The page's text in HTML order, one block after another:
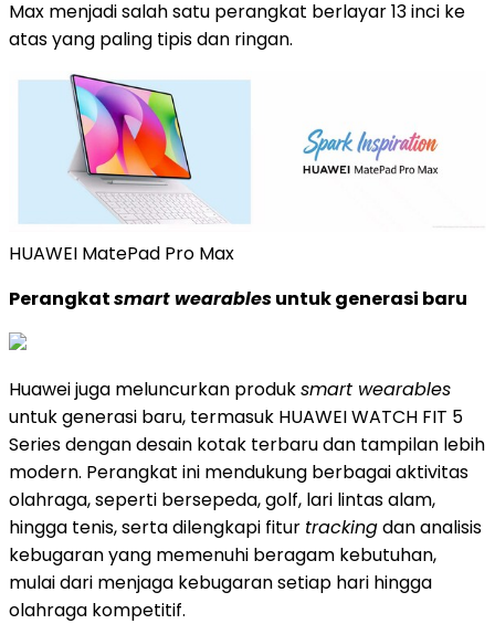
Max menjadi salah satu perangkat berlayar 13 inci ke
atas yang paling tipis dan ringan.
HUAWEI MatePad Pro Max
Perangkatsmart wearablesuntuk generasi baru
Huawei juga meluncurkan produksmart wearables
untuk generasi baru, termasuk HUAWEI WATCH FIT 5
Series dengan desain kotak terbaru dan tampilan lebih
modern. Perangkat ini mendukung berbagai aktivitas
olahraga, seperti bersepeda, golf, lari lintas alam,
hingga tenis, serta dilengkapi fitur trackingdan analisis
kebugaran yang memenuhi beragam kebutuhan,
mulai dari menjaga kebugaran setiap hari hingga
olahraga kompetitif.